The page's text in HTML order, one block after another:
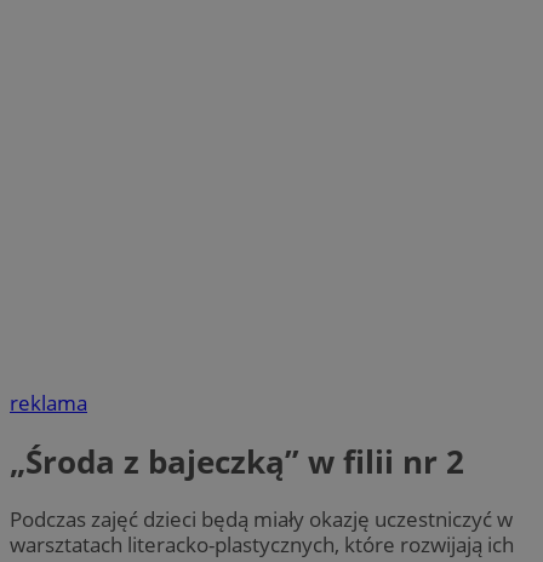
reklama
„Środa z bajeczką” w filii nr 2
Podczas zajęć dzieci będą miały okazję uczestniczyć w
warsztatach literacko-plastycznych, które rozwijają ich